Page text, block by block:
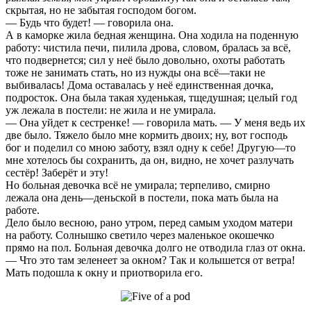
скрытая, но не забытая господом богом.
— Будь что будет! — говорила она.
А в каморке жила бедная женщина. Она ходила на поденную
работу: чистила печи, пилила дрова, словом, бралась за всё,
что подвернется; сил у неё было довольно, охоты работать
тоже не занимать стать, но из нужды она всё—таки не
выбивалась! Дома оставалась у неё единственная дочка,
подросток. Она была такая худенькая, тщедушная; целый год
уж лежала в постели: не жила и не умирала.
— Она уйдет к сестренке! — говорила мать. — У меня ведь их
две было. Тяжело было мне кормить двоих; ну, вот господь
бог и поделил со мною заботу, взял одну к себе! Другую—то
мне хотелось бы сохранить, да он, видно, не хочет разлучать
сестёр! Заберёт и эту!
Но больная девочка всё не умирала; терпеливо, смирно
лежала она день—деньской в постели, пока мать была на
работе.
Дело было весною, рано утром, перед самым уходом матери
на работу. Солнышко светило через маленькое окошечко
прямо на пол. Больная девочка долго не отводила глаз от окна.
— Что это там зеленеет за окном? Так и колышется от ветра!
Мать подошла к окну и приотворила его.